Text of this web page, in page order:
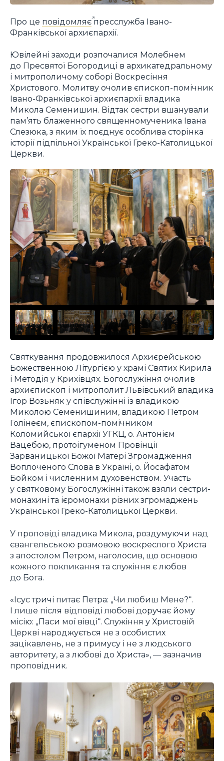
Про це повідомляєпресслужба Івано-
Франківської архиєпархії.
Ювілейні заходи розпочалися Молебнем
до Пресвятої Богородиці в архикатедральному
і митрополичому соборі Воскресіння
Христового. Молитву очолив єпископ-помічник
Івано-Франківської архиєпархії владика
Микола Семенишин. Відтак сестри вшанували
пам’ять блаженного священномученика Івана
Слезюка, з яким їх поєднує особлива сторінка
історії підпільної Української Греко-Католицької
Церкви.
Святкування продовжилося Архиєрейською
Божественною Літургією у храмі Святих Кирила
і Методія у Крихівцях. Богослужіння очолив
архиєпископ і митрополит Львівський владика
Ігор Возьняк у співслужінні із владикою
Миколою Семенишиним, владикою Петром
Голінеєм, єпископом-помічником
Коломийської єпархії УГКЦ, о. Антонієм
Вацебою, протоігуменом Провінції
Зарваницької Божої Матері Згромадження
Воплоченого Слова в Україні, о. Йосафатом
Бойком і численним духовенством. Участь
у святковому Богослужінні також взяли сестри-
монахині та ієромонахи різних згромаджень
Української Греко-Католицької Церкви.
У проповіді владика Микола, роздумуючи над
євангельською розмовою воскреслого Христа
з апостолом Петром, наголосив, що основою
кожного покликання та служіння є любов
до Бога.
«Ісус тричі питає Петра: „Чи любиш Мене?“.
І лише після відповіді любові доручає йому
місію: „Паси мої вівці“. Служіння у Христовій
Церкві народжується не з особистих
зацікавлень, не з примусу і не з людського
авторитету, а з любові до Христа», — зазначив
проповідник.